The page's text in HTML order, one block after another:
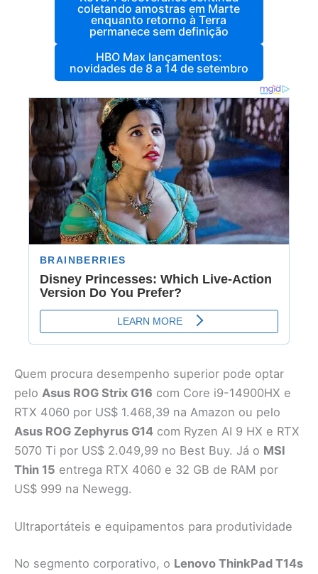
coletando amostras em Marte
enquanto retorno à Terra
permanece sem definição
HBO Max lançamentos:
novidades de 8 a 14 de setembro
Quem procura desempenho superior pode optar
pelo Asus ROG Strix G16 com Core i9-14900HX e
RTX 4060 por US$ 1.468,39 na Amazon ou pelo
Asus ROG Zephyrus G14 com Ryzen AI 9 HX e RTX
5070 Ti por US$ 2.049,99 no Best Buy. Já o MSI
Thin 15 entrega RTX 4060 e 32 GB de RAM por
US$ 999 na Newegg.
Ultraportáteis e equipamentos para produtividade
No segmento corporativo, o Lenovo ThinkPad T14s